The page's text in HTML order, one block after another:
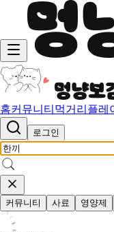
홈커뮤니티 먹거리 플레
로그인
커뮤니티 사료 영양제